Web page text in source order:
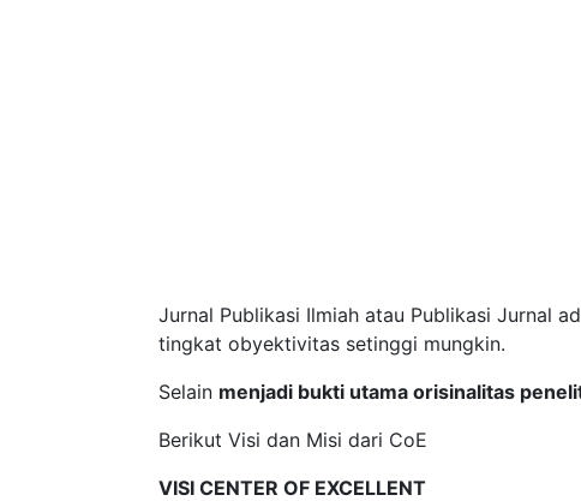
Jurnal Publikasi Ilmiah atau Publikasi Jurnal
tingkat obyektivitas setinggi mungkin.
Selain menjadi bukti utama orisinalitas
Berikut Visi dan Misi dari CoE
VISI CENTER OF EXCELLENT